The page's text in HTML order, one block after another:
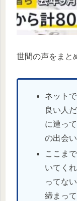
世間の声をまと
ネット
良い人
に遭っ
の出会
ここま
いてく
ってな
締まっ